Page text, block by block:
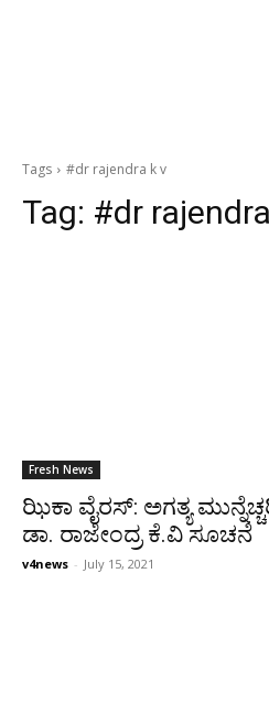
Tags #dr rajendra k v
Tag: #dr
Fresh News
ಝಿಕಾ ವೈರಸ್: ಅಗತ್ಯ
ಡಾ. ರಾಜೇಂದ್ರ ಕೆ.ವಿ ಸೂಚನೆ
v4news - July 15, 2021